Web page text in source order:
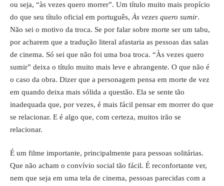
ou seja, “às vezes quero morrer”. Um título muito mais propício
do que seu título oficial em português, Às vezes quero sumir.
Não sei o motivo da troca. Se por falar sobre morte ser um tabu,
por acharem que a tradução literal afastaria as pessoas das salas
de cinema. Só sei que não foi uma boa troca. “Às vezes quero
sumir” deixa o título muito mais leve e abrangente. O que não é
o caso da obra. Dizer que a personagem pensa em morte de vez
em quando deixa mais sólida a questão. Ela se sente tão
inadequada que, por vezes, é mais fácil pensar em morrer do que
se relacionar. E é algo que, com certeza, muitos irão se
relacionar.
É um filme importante, principalmente para pessoas solitárias.
Que não acham o convívio social tão fácil. É reconfortante ver,
nem que seja em uma tela de cinema, pessoas parecidas com a